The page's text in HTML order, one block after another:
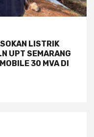
LISTRIK
UPT SEMARANG
30 MVA DI